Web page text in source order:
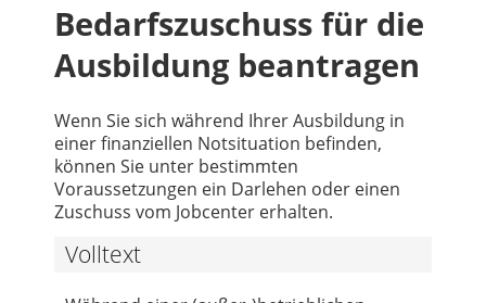
Bedarfszuschuss für die
Ausbildung beantragen
Wenn Sie sich während Ihrer Ausbildung in
einer finanziellen Notsituation befinden,
können Sie unter bestimmten
Voraussetzungen ein Darlehen oder einen
Zuschuss vom Jobcenter erhalten.
Volltext